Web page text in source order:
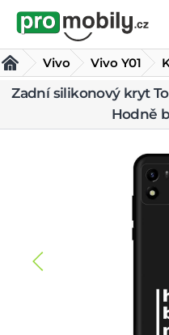
Vivo Vivo Y01
TopQ DARK na mobil Vivo
Zadní silikonový kryt
Hodně